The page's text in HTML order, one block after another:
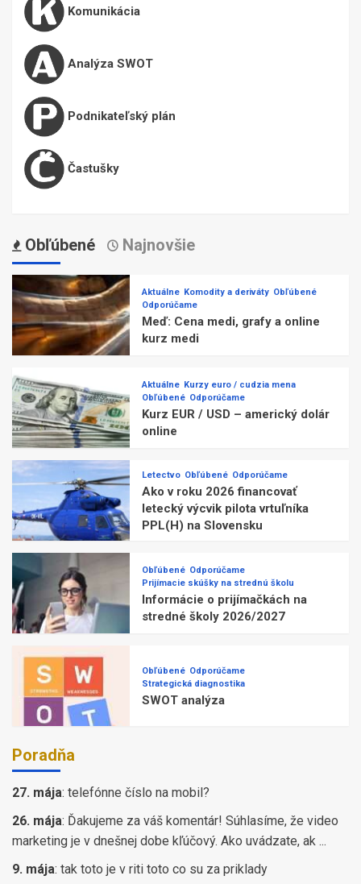
Komunikácia
Analýza SWOT
Podnikateľský plán
Častušky
Obľúbené Najnovšie
Aktuálne Komodity a deriváty Obľúbené
Odporúčame
Meď: Cena medi, grafy a online
kurz medi
Aktuálne Kurzy euro / cudzia mena
Obľúbené Odporúčame
Kurz EUR / USD – americký dolár
online
Letectvo Obľúbené Odporúčame
Ako v roku 2026 financovať
letecký výcvik pilota vrtuľníka
PPL(H) na Slovensku
Obľúbené Odporúčame
Prijímacie skúšky na strednú školu
Informácie o prijímačkách na
stredné školy 2026/2027
Obľúbené Odporúčame
Strategická diagnostika
SWOT analýza
Poradňa
27. mája: telefónne číslo na mobil?
26. mája: Ďakujeme za váš komentár! Súhlasíme, že video
marketing je v dnešnej dobe kľúčový. Ako uvádzate, ak ...
9. mája: tak toto je v riti toto co su za priklady